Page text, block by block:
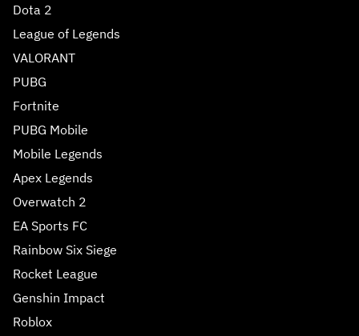
Dota 2
League of Legends
VALORANT
PUBG
Fortnite
PUBG Mobile
Mobile Legends
Apex Legends
Overwatch 2
EA Sports FC
Rainbow Six Siege
Rocket League
Genshin Impact
Roblox